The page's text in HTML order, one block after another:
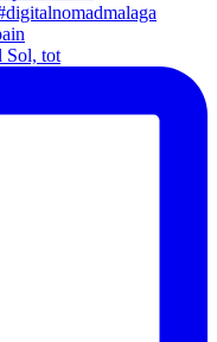
Sol, tot